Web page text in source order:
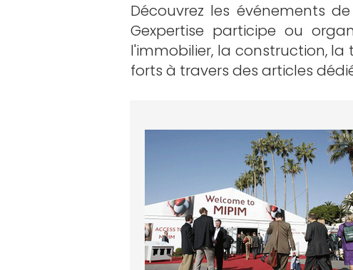
Découvrez les événements
Gexpertise participe ou
l'immobilier, la construction,
forts à travers des articles